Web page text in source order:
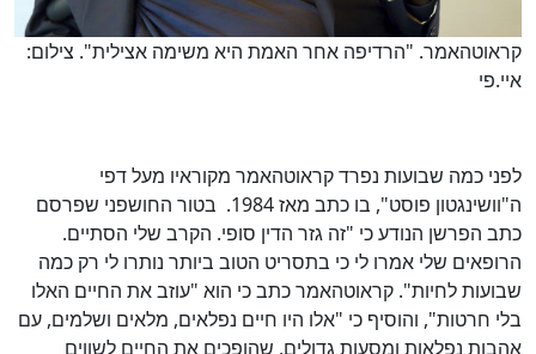
איי.פי
לפני כמה שבועות נפרד קראוטהאמר מקוראיו מעל דפי
ה"וושינגטון פוסט", בו כתב מאז 1984. בטור החושפני שפרסם
כתב הפרשן הנודע כי "זה גזר הדין סופי. הקרב שלי הסתיים.
הרופאים שלי אמרו לי כי בתסריט הטוב ביותר נותרו לי רק כמה
שבועות לחיות". קראוטהאמר כתב כי הוא "עוזב את החיים האלו
בלי חרטות", והוסיף כי "אלו היו חיים נפלאים, מלאים ושלמים, עם
אהבות נפלאות ומסעות גדולים, שהופכים את החיים לשווים